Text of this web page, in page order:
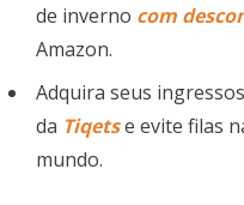
de inverno com
Amazon.
Adquira seus
da Tiqetse evite filas
mundo.